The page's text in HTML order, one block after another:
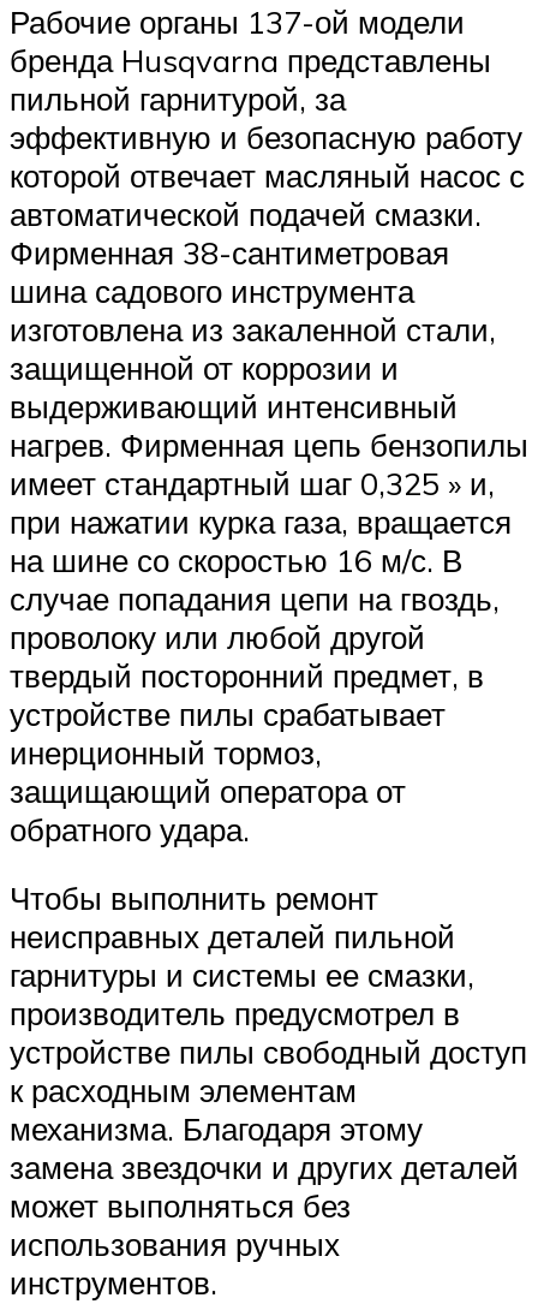
Рабочие органы 137-ой модели
бренда Husqvarna представлены
пильной гарнитурой, за
эффективную и безопасную работу
которой отвечает масляный насос с
автоматической подачей смазки.
Фирменная 38-сантиметровая
шина садового инструмента
изготовлена из закаленной стали,
защищенной от коррозии и
выдерживающий интенсивный
нагрев. Фирменная цепь бензопилы
имеет стандартный шаг 0,325 » и,
при нажатии курка газа, вращается
на шине со скоростью 16 м/с. В
случае попадания цепи на гвоздь,
проволоку или любой другой
твердый посторонний предмет, в
устройстве пилы срабатывает
инерционный тормоз,
защищающий оператора от
обратного удара.
Чтобы выполнить ремонт
неисправных деталей пильной
гарнитуры и системы ее смазки,
производитель предусмотрел в
устройстве пилы свободный доступ
к расходным элементам
механизма. Благодаря этому
замена звездочки и других деталей
может выполняться без
использования ручных
инструментов.